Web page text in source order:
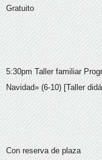
Gratuito
5:30pm Taller familiar
Navidad» (6-10) [Taller
Con reserva de plaza